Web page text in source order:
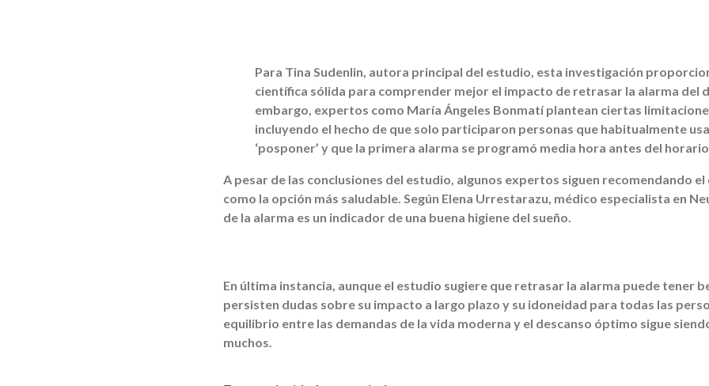
Para Tina Sudenlin, autora principal del estudio, esta investigación
científica sólida para comprender mejor el impacto de retrasar la alarma del
embargo, expertos como María Ángeles Bonmatí plantean ciertas
incluyendo el hecho de que solo participaron personas que habitualmente
‘posponer’ y que la primera alarma se programó media hora antes del
A pesar de las conclusiones del estudio, algunos expertos siguen recomendando
como la opción más saludable. Según Elena Urrestarazu, médico especialista en
de la alarma es un indicador de una buena higiene del sueño.
En última instancia, aunque el estudio sugiere que retrasar la alarma puede tener
persisten dudas sobre su impacto a largo plazo y su idoneidad para todas las
equilibrio entre las demandas de la vida moderna y el descanso óptimo sigue
muchos.